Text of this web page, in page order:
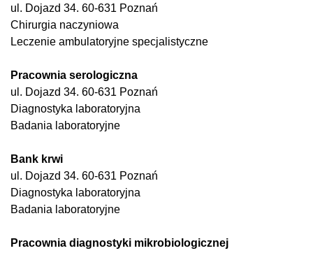
ul. Dojazd 34. 60-631 Poznań
Chirurgia naczyniowa
Leczenie ambulatoryjne specjalistyczne
Pracownia serologiczna
ul. Dojazd 34. 60-631 Poznań
Diagnostyka laboratoryjna
Badania laboratoryjne
Bank krwi
ul. Dojazd 34. 60-631 Poznań
Diagnostyka laboratoryjna
Badania laboratoryjne
Pracownia diagnostyki mikrobiologicznej